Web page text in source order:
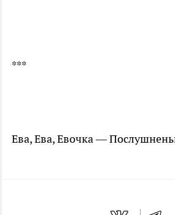
***
Ева, Ева, Евочка —